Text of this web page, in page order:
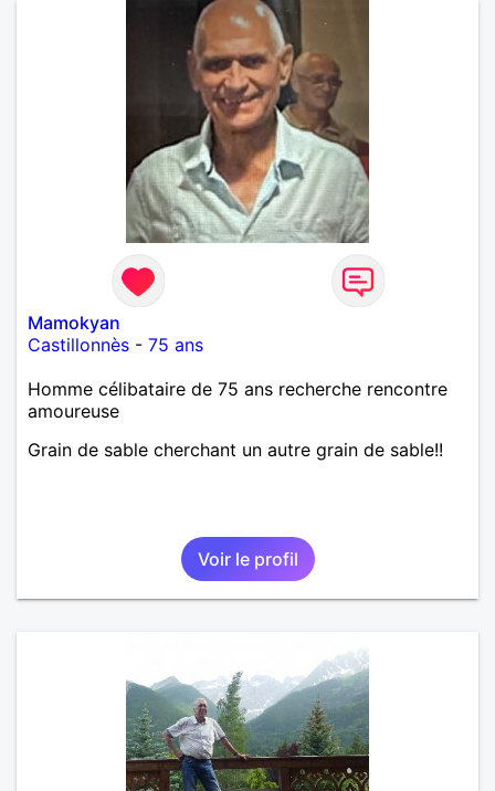
Mamokyan
Castillonnès - 75 ans
Homme célibataire de 75 ans recherche rencontre
amoureuse
Grain de sable cherchant un autre grain de sable!!
Voir le profil